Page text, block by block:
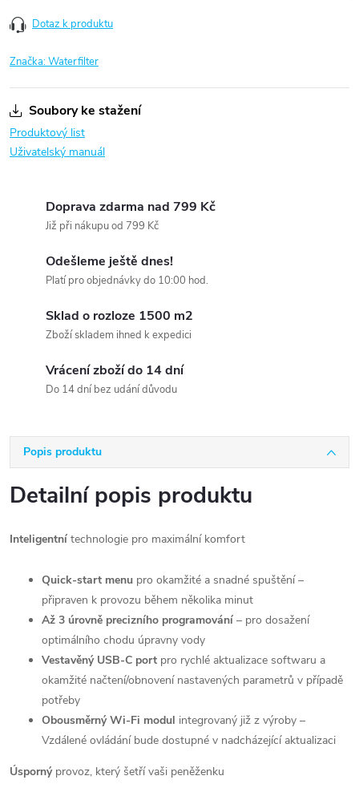
Dotaz k produktu
Značka:Waterfilter
Soubory ke stažení
Produktový list
Uživatelský manuál
Doprava zdarma nad 799 Kč
Již při nákupu od 799 Kč
Odešleme ještě dnes!
Platí pro objednávky do 10:00 hod.
Sklad o rozloze 1500 m2
Zboží skladem ihned k expedici
Vrácení zboží do 14 dní
Do 14 dní bez udání důvodu
Popis produktu
Detailní popis produktu
Inteligentní technologie pro maximální komfort
Quick-start menu pro okamžité a snadné spuštění –
připraven k provozu během několika minut
Až 3 úrovně precizního programování – pro dosažení
optimálního chodu úpravny vody
Vestavěný USB-C port pro rychlé aktualizace softwaru a
okamžité načtení/obnovení nastavených parametrů v případě
potřeby
Obousměrný Wi-Fi modul integrovaný již z výroby –
Vzdálené ovládání bude dostupné v nadcházející aktualizaci
Úspornýprovoz, který šetří vaši peněženku